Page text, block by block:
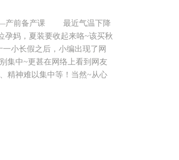
要是对本周2堂讲座有兴趣的
年10月22日 星期六 下午2：
及准妈妈们报名预约后均可
中心高新店 地 址：桃园南
路、28路、2路、251路、 公
年10月23日 星期日 下午3：
要先电话预约哟！！！ 想了
产前备产课 最近气温下降
孕妈，夏装要收起来咯~该买秋
小长假之后，小编出现了网
集中~更甚在网络上看到网友
精神难以集中等！当然~从心
来了课程，由安心妈妈友谊路
心妈妈护理部主任——王雪雅